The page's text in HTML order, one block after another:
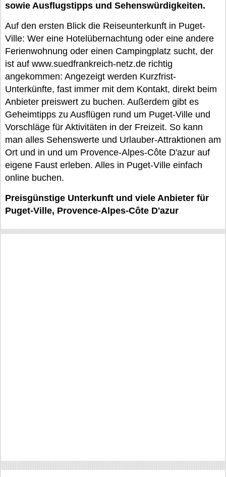
sowie Ausflugstipps und Sehenswürdigkeiten.
Auf den ersten Blick die Reiseunterkunft in Puget-
Ville: Wer eine Hotelübernachtung oder eine andere
Ferienwohnung oder einen Campingplatz sucht, der
ist auf www.suedfrankreich-netz.de richtig
angekommen: Angezeigt werden Kurzfrist-
Unterkünfte, fast immer mit dem Kontakt, direkt beim
Anbieter preiswert zu buchen. Außerdem gibt es
Geheimtipps zu Ausflügen rund um Puget-Ville und
Vorschläge für Aktivitäten in der Freizeit. So kann
man alles Sehenswerte und Urlauber-Attraktionen am
Ort und in und um Provence-Alpes-Côte D'azur auf
eigene Faust erleben. Alles in Puget-Ville einfach
online buchen.
Preisgünstige Unterkunft und viele Anbieter für
Puget-Ville, Provence-Alpes-Côte D'azur